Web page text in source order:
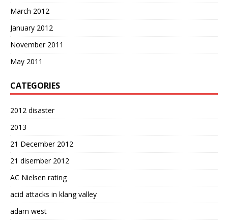
March 2012
January 2012
November 2011
May 2011
CATEGORIES
2012 disaster
2013
21 December 2012
21 disember 2012
AC Nielsen rating
acid attacks in klang valley
adam west